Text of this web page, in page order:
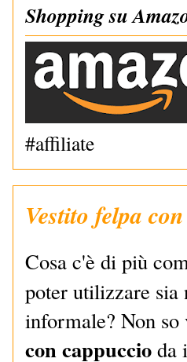
Shopping su
#affiliate
Vestito felpa
Cosa c'è di più
poter utilizzare sia
informale? Non
con cappuccio da